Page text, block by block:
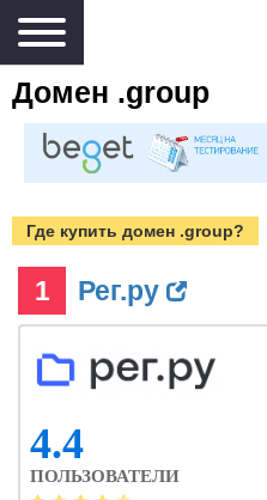
Домен .group
Где купить домен .group?
1 Рег.ру
4.4
ПОЛЬЗОВАТЕЛИ